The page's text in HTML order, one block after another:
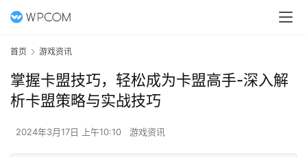
首页 游戏资讯
掌握卡盟技巧，轻松成为卡盟高手-深入解
析卡盟策略与实战技巧
2024年3月17日 上午10:10 游戏资讯